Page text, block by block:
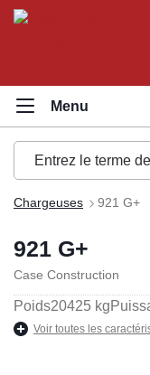
principal
Chargeuses 921 G+
921 G+
Case Construction
Poids20425 kg
Voir toutes les